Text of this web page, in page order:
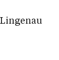
Lingenau